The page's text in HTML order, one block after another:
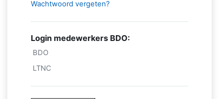
Wachtwoord vergeten?
Login medewerkers BDO:
BDO
LTNC